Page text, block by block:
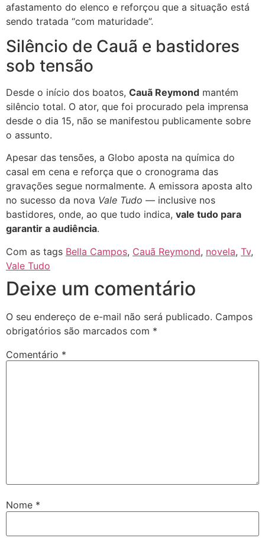
afastamento do elenco e reforçou que a situação está
sendo tratada “com maturidade”.
Silêncio de Cauã e bastidores
sob tensão
Desde o início dos boatos, Cauã Reymond mantém
silêncio total. O ator, que foi procurado pela imprensa
desde o dia 15, não se manifestou publicamente sobre
o assunto.
Apesar das tensões, a Globo aposta na química do
casal em cena e reforça que o cronograma das
gravações segue normalmente. A emissora aposta alto
no sucesso da nova Vale Tudo — inclusive nos
bastidores, onde, ao que tudo indica, vale tudo para
garantir a audiência.
Com as tags Bella Campos, Cauã Reymond, novela, Tv,
Vale Tudo
Deixe um comentário
O seu endereço de e-mail não será publicado. Campos
obrigatórios são marcados com *
Comentário *
Nome *